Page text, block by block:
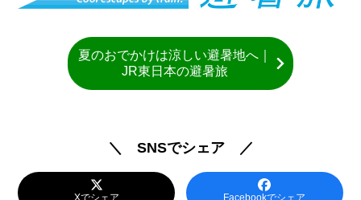
夏のおでかけは涼しい避暑地へ｜
JR東日本の避暑旅
＼ SNSでシェア ／
Xでシェア Facebookでシェア